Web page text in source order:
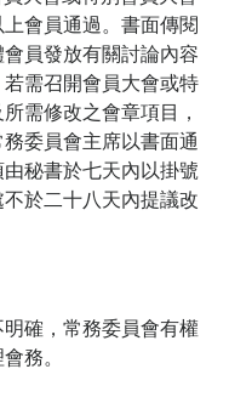
會員通過。書面傳閱
員發放有關討論內容
需召開會員大會或特
需修改之會章項目，
委員會主席以書面通
秘書於七天內以掛號
於二十八天內提議改
確，常務委員會有權
務。